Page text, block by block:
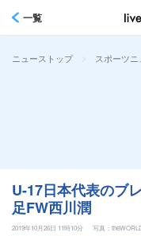
一覧
ニューストップ > スポーツニ
U-17日本代表のブ
足FW西川潤
2019年10月26日 11時10分 写真：